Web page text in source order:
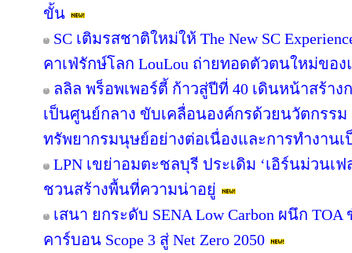
ขั้น
SC เติมรสชาติใหม่ให้ The New SC
คาเฟ่รักษ์โลก LouLou ถ่ายทอดตัวตนใหม่ขอ
ลลิล พร็อพเพอร์ตี้ ก้าวสู่ปีที่ 40 เดินหน้าสร้า
เป็นศูนย์กลาง ขับเคลื่อนองค์กรด้วยนวัตกรร
ทรัพยากรมนุษย์อย่างต่อเนื่องและการทำงาน
LPN เขย่าอมตะชลบุรี ประเดิม ‘เอิร์นม่วนเฟ
ชวนสร้างพื้นที่ความน่าอยู่
เสนา ยกระดับ SENA Low Carbon ผนึก TOA
คาร์บอน Scope 3 สู่ Net Zero 2050